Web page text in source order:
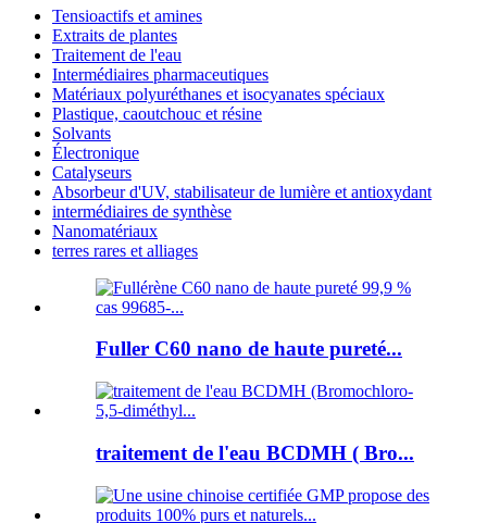
Tensioactifs et amines
Extraits de plantes
Traitement de l'eau
Intermédiaires pharmaceutiques
Matériaux polyuréthanes et isocyanates spéciaux
Plastique, caoutchouc et résine
Solvants
Électronique
Catalyseurs
Absorbeur d'UV, stabilisateur de lumière et antioxydant
intermédiaires de synthèse
Nanomatériaux
terres rares et alliages
Fuller C60 nano de haute pureté...
traitement de l'eau BCDMH ( Bro...